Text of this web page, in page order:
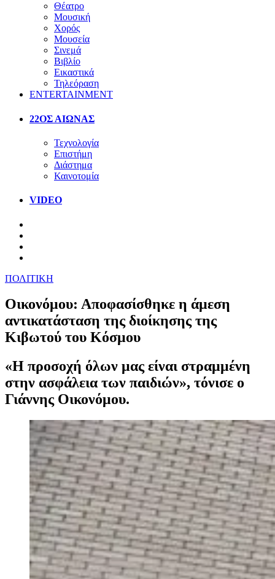
Θέατρο
Μουσική
Χορός
Μουσεία
Σινεμά
Βιβλίο
Εικαστικά
Τηλεόραση
ENTERTAINMENT
22ΟΣ ΑΙΩΝΑΣ
Τεχνολογία
Επιστήμη
Διάστημα
Καινοτομία
VIDEO
ΠΟΛΙΤΙΚΗ
Οικονόμου: Αποφασίσθηκε η άμεση
αντικατάσταση της διοίκησης της
Κιβωτού του Κόσμου
«Η προσοχή όλων μας είναι στραμμένη
στην ασφάλεια των παιδιών», τόνισε ο
Γιάννης Οικονόμου.